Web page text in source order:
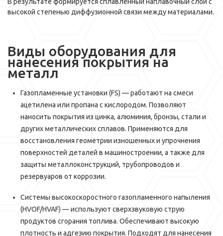
высокой степенью диффузионной связи между материалами.
Виды оборудования для
нанесения покрытия на
металл
Газопламенные установки (FS) — работают на смеси
ацетилена или пропана с кислородом. Позволяют
наносить покрытия из цинка, алюминия, бронзы, стали и
других металлических сплавов. Применяются для
восстановления геометрии изношенных и упрочнения
поверхностей деталей в машиностроении, а также для
защиты металлоконструкций, трубопроводов и
резервуаров от коррозии.
Системы высокоскоростного газопламенного напыления
(HVOF/HVAF) — используют сверхзвуковую струю
продуктов сгорания топлива. Обеспечивают высокую
плотность и адгезию покрытия. Подходят для нанесения